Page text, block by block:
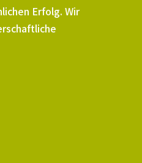
Erfolg. Wir